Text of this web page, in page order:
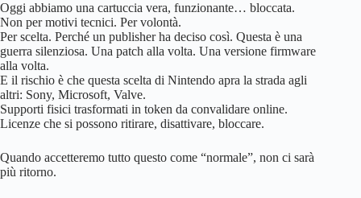
Oggi abbiamo una cartuccia vera, funzionante… bloccata.
Non per motivi tecnici. Per volontà.
Per scelta. Perché un publisher ha deciso così. Questa è una
guerra silenziosa. Una patch alla volta. Una versione firmware
alla volta.
E il rischio è che questa scelta di Nintendo apra la strada agli
altri: Sony, Microsoft, Valve.
Supporti fisici trasformati in token da convalidare online.
Licenze che si possono ritirare, disattivare, bloccare.
Quando accetteremo tutto questo come “normale”, non ci sarà
più ritorno.